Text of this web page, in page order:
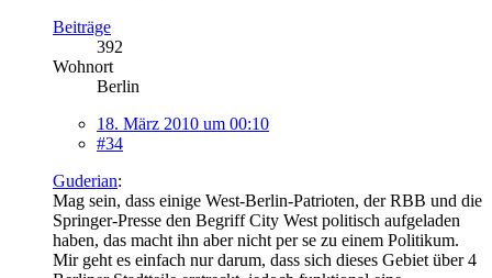
Beiträge
392
Wohnort
Berlin
18. März 2010 um 00:10
#34
Guderian:
Mag sein, dass einige West-Berlin-Patrioten, der RBB und die
Springer-Presse den Begriff City West politisch aufgeladen
haben, das macht ihn aber nicht per se zu einem Politikum.
Mir geht es einfach nur darum, dass sich dieses Gebiet über 4